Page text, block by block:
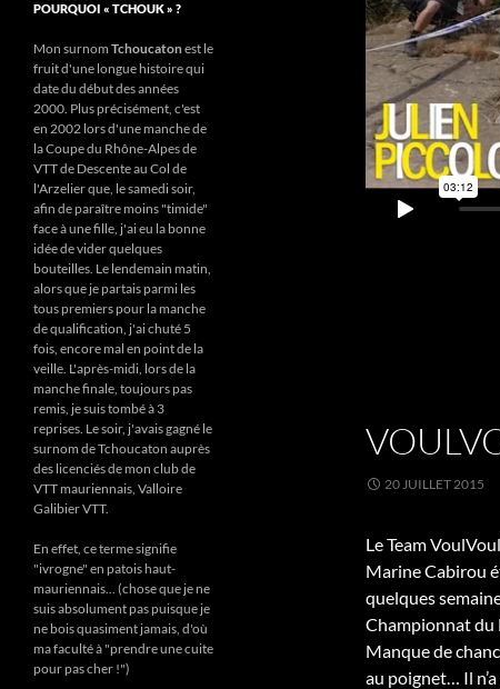
20 JUILLET 2015
Le Team
Marine Cabirou
quelques
Championnat du
Manque de
au poignet… Il
POURQUOI « TCHOUK » ?
Mon surnom Tchoucatonest le
fruit d'une longue histoire qui
date du début des années
2000. Plus précisément, c'est
en 2002 lors d'une manche de
la Coupe du Rhône-Alpes de
VTT de Descente au Col de
l'Arzelier que, le samedi soir,
afin de paraître moins "timide"
face à une fille, j'ai eu la bonne
idée de vider quelques
bouteilles. Le lendemain matin,
alors que je partais parmi les
tous premiers pour la manche
de qualification, j'ai chuté 5
fois, encore mal en point de la
veille. L'après-midi, lors de la
manche finale, toujours pas
remis, je suis tombé à 3
reprises. Le soir, j'avais gagné le
surnom de Tchoucaton auprès
des licenciés de mon club de
VTT mauriennais, Valloire
Galibier VTT.
En effet, ce terme signifie
"ivrogne" en patois haut-
mauriennais... (chose que je ne
suis absolument pas puisque je
ne bois quasiment jamais, d'où
ma faculté à "prendre une cuite
pour pas cher !")